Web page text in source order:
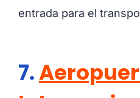
entrada para el
7.